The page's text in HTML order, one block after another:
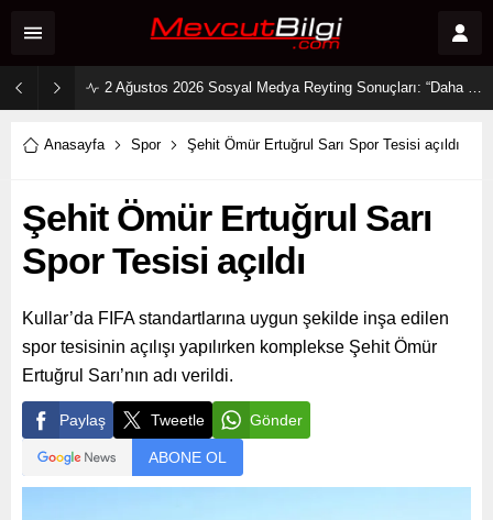
2 Ağustos 2026 Sosyal Medya Reyting Sonuçları: “Daha 17” Ekranlara Ambargo Koydu!
Anasayfa Spor Şehit Ömür Ertuğrul Sarı Spor Tesisi açıldı
Şehit Ömür Ertuğrul Sarı
Spor Tesisi açıldı
Kullar’da FIFA standartlarına uygun şekilde inşa edilen
spor tesisinin açılışı yapılırken komplekse Şehit Ömür
Ertuğrul Sarı’nın adı verildi.
Paylaş Tweetle Gönder
ABONE OL